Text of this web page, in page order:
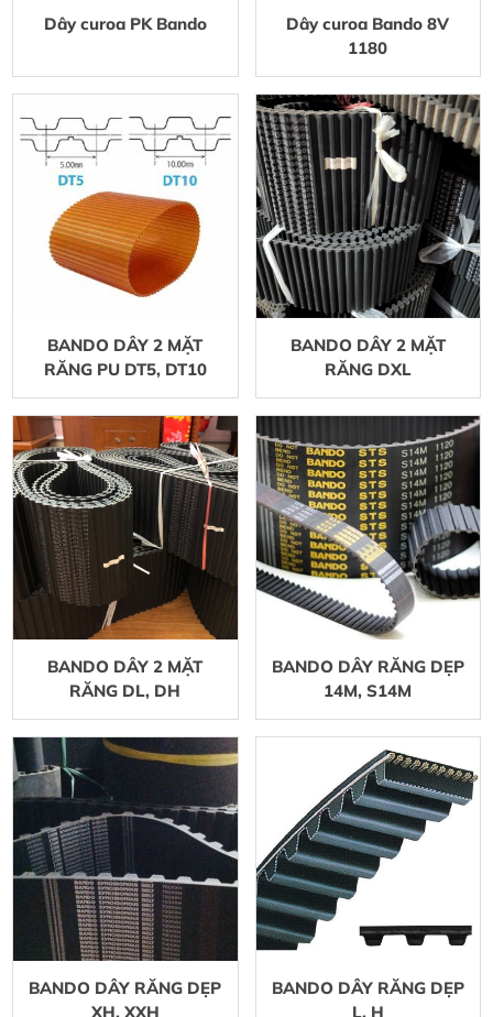
Dây curoa PK Bando
Dây curoa Bando 8V
1180
BANDO DÂY 2 MẶT
RĂNG PU DT5, DT10
BANDO DÂY 2 MẶT
RĂNG DXL
BANDO DÂY 2 MẶT
RĂNG DL, DH
BANDO DÂY RĂNG DẸP
14M, S14M
BANDO DÂY RĂNG DẸP
XH, XXH
BANDO DÂY RĂNG DẸP
L, H